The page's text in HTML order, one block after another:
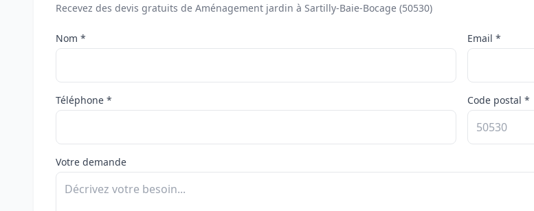
Recevez des devis gratuits de Aménagement jardin à Sartilly-Baie-Bocage (50530)
Nom * Email *
Téléphone * Code postal *
Votre demande